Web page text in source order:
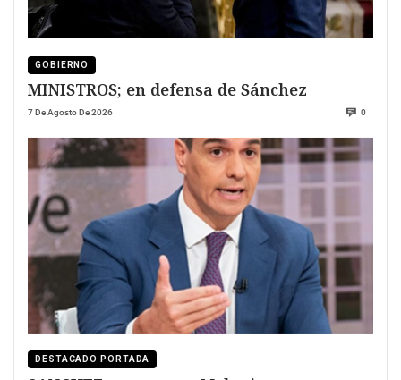
GOBIERNO
MINISTROS; en defensa de Sánchez
7 De Agosto De 2026 0
DESTACADO PORTADA